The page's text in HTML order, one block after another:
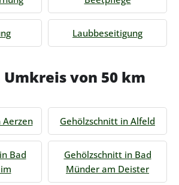
Laubbeseitigung
von 50 km
Aerzen Gehölzschnitt in Alfeld
Bad
Gehölzschnitt in Bad
Münder am Deister